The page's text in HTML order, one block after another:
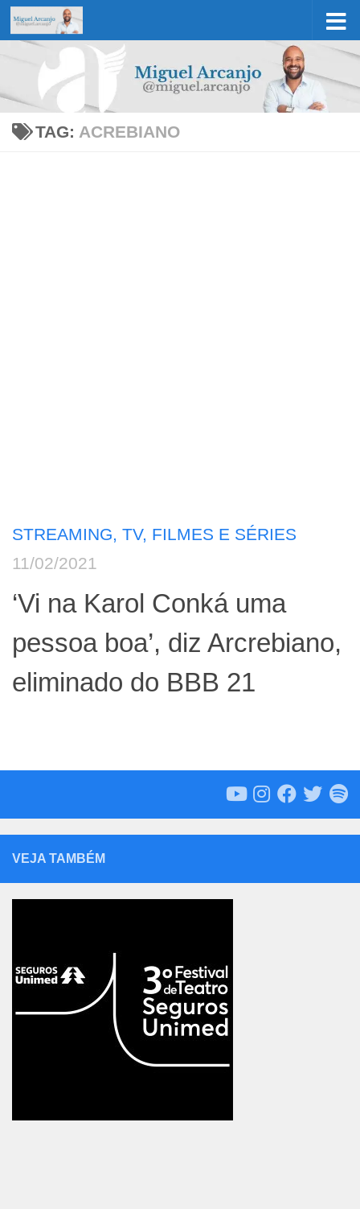
Skip to content
TAG: ACREBIANO
STREAMING, TV, FILMES E SÉRIES
11/02/2021
‘Vi na Karol Conká uma
pessoa boa’, diz Arcrebiano,
eliminado do BBB 21
VEJA TAMBÉM